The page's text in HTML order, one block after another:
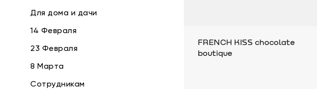
Для дома и дачи
14 Февраля
23 Февраля
8 Марта
Сотрудникам
FRENCH KISS chocolate
boutique